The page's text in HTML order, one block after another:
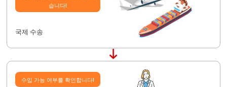
습니다!
국제 수송
수입 가능 여부를 확인합니다!